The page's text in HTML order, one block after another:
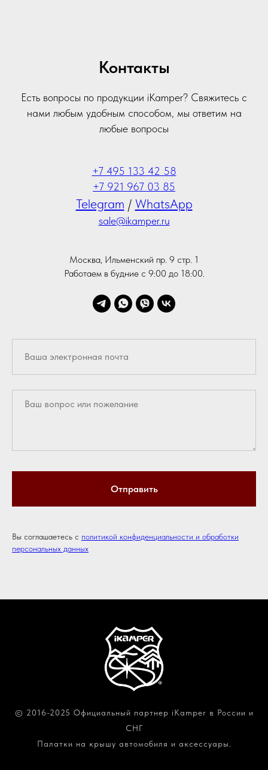
Контакты
Есть вопросы по продукции iKamper? Свяжитесь с
нами любым удобным способом, мы ответим на
любые вопросы
+7 495 133 42 58
+7 921 967 03 85
Telegram / WhatsApp
sale@ikamper.ru
Москва, Ильменский пр. 9 стр. 1
Работаем в будние с 9:00 до 18:00.
Отправить
Вы соглашаетесь с политикой конфиденциальности и обработки
персональных данных
© 2016-2025 Официальный партнер iKamper в России и
СНГ
Палатки на крышу автомобиля и аксессуары.